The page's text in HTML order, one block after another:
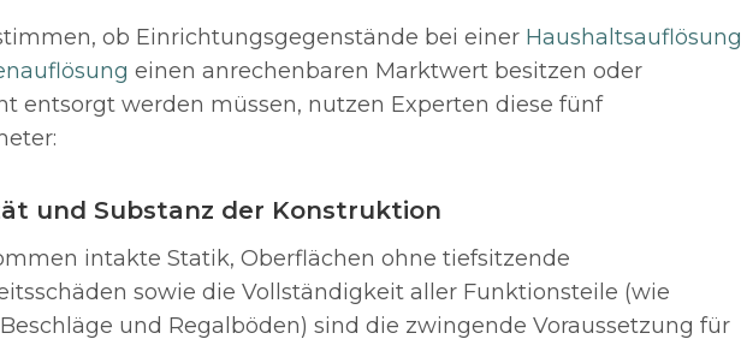
ob Einrichtungsgegenstände bei einer Haushaltsauflösung
einen anrechenbaren Marktwert besitzen oder
entsorgt werden müssen, nutzen Experten diese fünf
und Substanz der Konstruktion
intakte Statik, Oberflächen ohne tiefsitzende
sowie die Vollständigkeit aller Funktionsteile (wie
und Regalböden) sind die zwingende Voraussetzung für